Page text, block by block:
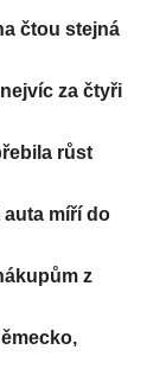
čtou stejná
za čtyři
růst
míří do
z